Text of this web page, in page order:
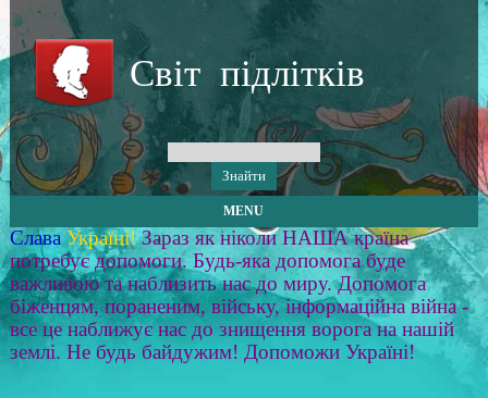
Світ підлітків
MENU
Слава Україні! Зараз як ніколи НАША країна
потребує допомоги. Будь-яка допомога буде
важливою та наблизить нас до миру. Допомога
біженцям, пораненим, війську, інформаційна війна -
все це наближує нас до знищення ворога на нашій
землі. Не будь байдужим! Допоможи Україні!